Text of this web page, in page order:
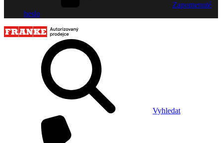
Zapomenuté
heslo
Vyhledat